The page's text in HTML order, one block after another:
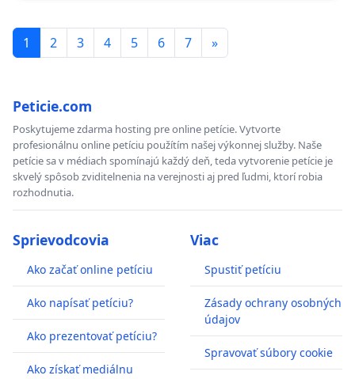
1 2 3 4 5 6 7 »
Peticie.com
Poskytujeme zdarma hosting pre online petície. Vytvorte
profesionálnu online petíciu použítím našej výkonnej služby. Naše
petície sa v médiach spomínajú každý deň, teda vytvorenie petície je
skvelý spôsob zviditelnenia na verejnosti aj pred ľudmi, ktorí robia
rozhodnutia.
Sprievodcovia
Ako začať online petíciu
Ako napísať petíciu?
Ako prezentovať petíciu?
Ako získať mediálnu
Viac
Spustiť petíciu
Zásady ochrany osobných
údajov
Spravovať súbory cookie